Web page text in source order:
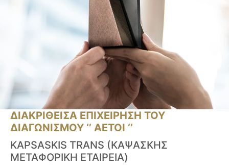
ΔΙΑΚΡΙΘΕΙΣΑ ΕΠΙΧΕΙΡΗΣΗ ΤΟΥ
ΔΙΑΓΩΝΙΣΜΟΥ ‘’ ΑΕΤΟΙ ‘’
KAPSASKIS TRANS (ΚΑΨΑΣΚΗΣ
ΜΕΤΑΦΟΡΙΚΗ ΕΤΑΙΡΕΙΑ)